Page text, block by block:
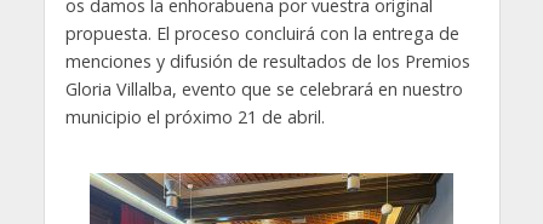
os damos la enhorabuena por vuestra original
propuesta. El proceso concluirá con la entrega de
menciones y difusión de resultados de los Premios
Gloria Villalba, evento que se celebrará en nuestro
municipio el próximo 21 de abril.